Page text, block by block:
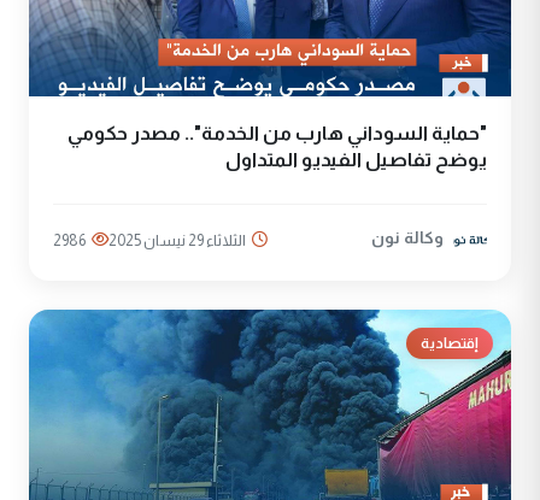
"حماية السوداني هارب من الخدمة".. مصدر حكومي
يوضح تفاصيل الفيديو المتداول
وكالة نون الثلاثاء 29 نيسان 2025 2986
إقتصادية